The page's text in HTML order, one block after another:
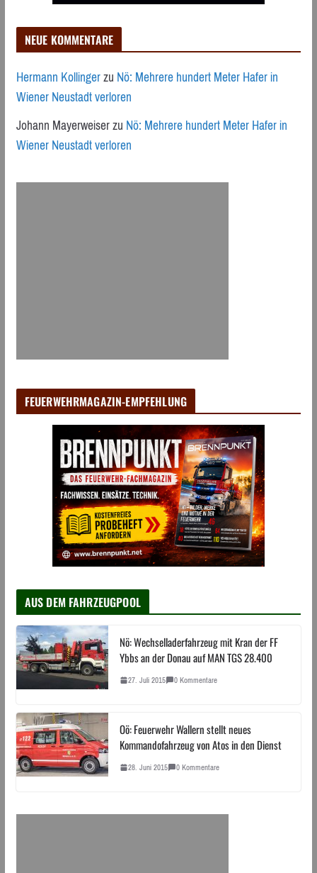
NEUE KOMMENTARE
Hermann KollingerzuNö: Mehrere hundert Meter Hafer in
Wiener Neustadt verloren
Johann MayerweiserzuNö: Mehrere hundert Meter Hafer in
Wiener Neustadt verloren
FEUERWEHRMAGAZIN-EMPFEHLUNG
AUS DEM FAHRZEUGPOOL
Nö: Wechselladerfahrzeug mit Kran der FF
Ybbs an der Donau auf MAN TGS 28.400
27. Juli 2015 0 Kommentare
Oö: Feuerwehr Wallern stellt neues
Kommandofahrzeug von Atos in den Dienst
28. Juni 2015 0 Kommentare